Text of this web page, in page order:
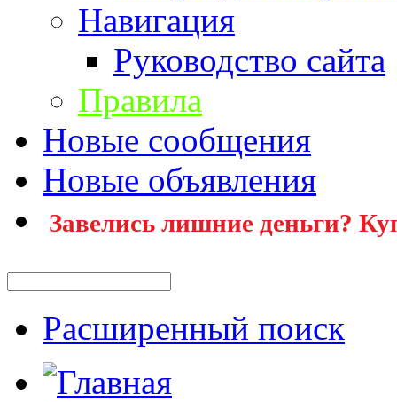
Навигация
Руководство сайта
Правила
Новые сообщения
Новые объявления
Завелись лишние деньги?
Расширенный поиск